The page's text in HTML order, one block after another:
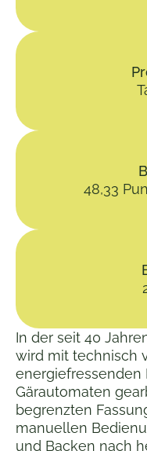
48,33
In der seit 40
wird mit technisch
energiefressenden
Gärautomaten
begrenzten
manuellen
und Backen nach